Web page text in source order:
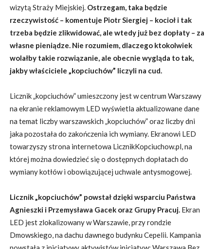
wizytą Straży Miejskiej. Ostrzegam, taka będzie
rzeczywistość – komentuje Piotr Siergiej – kocioł i tak
trzeba będzie zlikwidować, ale wtedy już bez dopłaty – za
własne pieniądze. Nie rozumiem, dlaczego ktokolwiek
wolałby takie rozwiązanie, ale obecnie wygląda to tak,
jakby właściciele „kopciuchów” liczyli na cud.
Licznik „kopciuchów” umieszczony jest w centrum Warszawy
na ekranie reklamowym LED wyświetla aktualizowane dane
na temat liczby warszawskich „kopciuchów” oraz liczby dni
jaka pozostała do zakończenia ich wymiany. Ekranowi LED
towarzyszy strona internetowa LicznikKopciuchow.pl, na
której można dowiedzieć się o dostępnych dopłatach do
wymiany kotłów i obowiązującej uchwale antysmogowej.
Licznik „kopciuchów” powstał dzięki wsparciu Państwa
Agnieszki i Przemysława Gacek oraz Grupy Pracuj. Ekran
LED jest zlokalizowany w Warszawie, przy rondzie
Dmowskiego, na dachu dawnego budynku Cepelii. Kampania